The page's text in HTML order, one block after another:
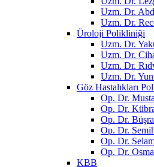
Uzm. Dr.
Uzm. Dr.
Üroloji Polikliniği
Uzm. Dr.
Uzm. Dr.
Uzm. Dr.
Uzm. Dr.
Göz Hastalıkları
Op. Dr.
Op. Dr.
Op. Dr.
Op. Dr.
Op. Dr.
Op. Dr.
KBB